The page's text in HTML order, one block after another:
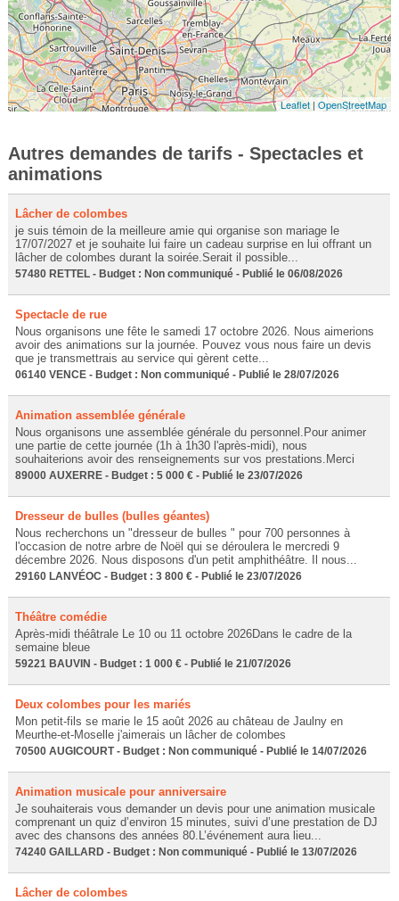
Leaflet |OpenStreetMap
Autres demandes de tarifs - Spectacles et
animations
Lâcher de colombes
je suis témoin de la meilleure amie qui organise son mariage le
17/07/2027 et je souhaite lui faire un cadeau surprise en lui offrant un
lâcher de colombes durant la soirée.Serait il possible...
57480 RETTEL - Budget : Non communiqué - Publié le 06/08/2026
Spectacle de rue
Nous organisons une fête le samedi 17 octobre 2026. Nous aimerions
avoir des animations sur la journée. Pouvez vous nous faire un devis
que je transmettrais au service qui gèrent cette...
06140 VENCE - Budget : Non communiqué - Publié le 28/07/2026
Animation assemblée générale
Nous organisons une assemblée générale du personnel.Pour animer
une partie de cette journée (1h à 1h30 l'après-midi), nous
souhaiterions avoir des renseignements sur vos prestations.Merci
89000 AUXERRE - Budget : 5 000 € - Publié le 23/07/2026
Dresseur de bulles (bulles géantes)
Nous recherchons un "dresseur de bulles " pour 700 personnes à
l'occasion de notre arbre de Noël qui se déroulera le mercredi 9
décembre 2026. Nous disposons d'un petit amphithéâtre. Il nous...
29160 LANVÉOC - Budget : 3 800 € - Publié le 23/07/2026
Théâtre comédie
Après-midi théâtrale Le 10 ou 11 octobre 2026Dans le cadre de la
semaine bleue
59221 BAUVIN - Budget : 1 000 € - Publié le 21/07/2026
Deux colombes pour les mariés
Mon petit-fils se marie le 15 août 2026 au château de Jaulny en
Meurthe-et-Moselle j'aimerais un lâcher de colombes
70500 AUGICOURT - Budget : Non communiqué - Publié le 14/07/2026
Animation musicale pour anniversaire
Je souhaiterais vous demander un devis pour une animation musicale
comprenant un quiz d’environ 15 minutes, suivi d’une prestation de DJ
avec des chansons des années 80.L’événement aura lieu...
74240 GAILLARD - Budget : Non communiqué - Publié le 13/07/2026
Lâcher de colombes